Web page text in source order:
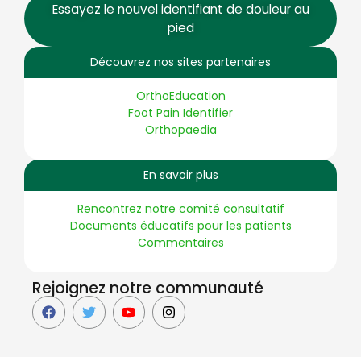
Essayez le nouvel identifiant de douleur au
pied
Découvrez nos sites partenaires
OrthoEducation
Foot Pain Identifier
Orthopaedia
En savoir plus
Rencontrez notre comité consultatif
Documents éducatifs pour les patients
Commentaires
Rejoignez notre communauté